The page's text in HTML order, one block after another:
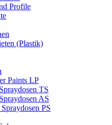
Profile
(Plastik)
Paints LP
TS
AS
PS